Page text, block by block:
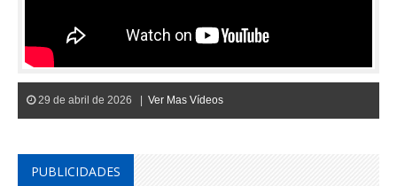
29 de abril de 2026 | Ver Mas Vídeos
PUBLICIDADES